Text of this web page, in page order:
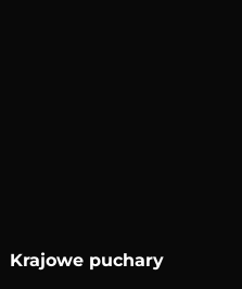
Krajowe puchary